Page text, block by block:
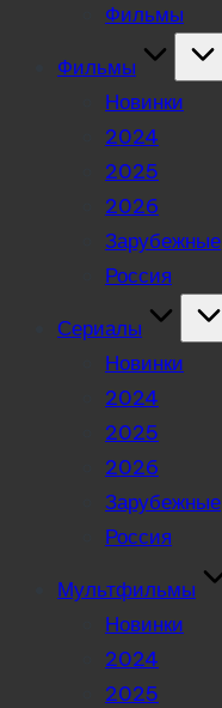
Фильмы
Фильмы
Новинки
2024
2025
2026
Зарубежные
Россия
Сериалы
Новинки
2024
2025
2026
Зарубежные
Россия
Мультфильмы
Новинки
2024
2025